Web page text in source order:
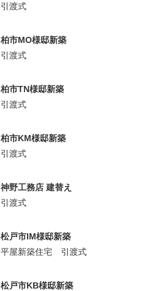
引渡式
柏市MO様邸新築
引渡式
柏市TN様邸新築
引渡式
柏市KM様邸新築
引渡式
神野工務店 建替え
引渡式
松戸市IM様邸新築
平屋新築住宅 引渡式
松戸市KB様邸新築